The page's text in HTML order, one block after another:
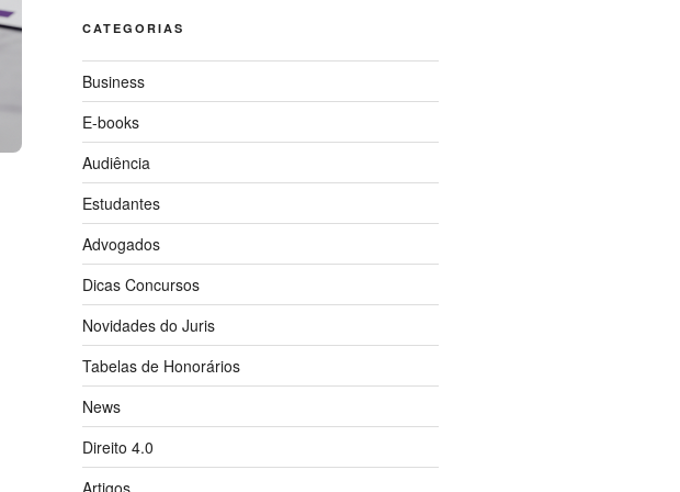
CATEGORIAS
Business
E-books
Audiência
Estudantes
Advogados
Dicas Concursos
Novidades do Juris
Tabelas de Honorários
News
Direito 4.0
Artigos